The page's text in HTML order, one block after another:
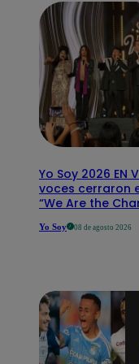
Yo Soy 2026 EN
voces cerraron
“We Are the
Yo Soy 08 de agosto 2026